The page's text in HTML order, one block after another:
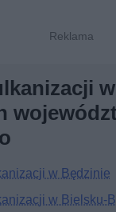
w Będzinie
w Bielsku-